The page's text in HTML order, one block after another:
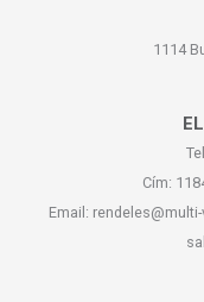
1114
Cím:
Email: